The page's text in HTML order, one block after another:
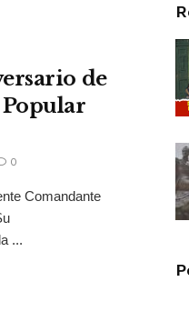
de
0
Comandante
...